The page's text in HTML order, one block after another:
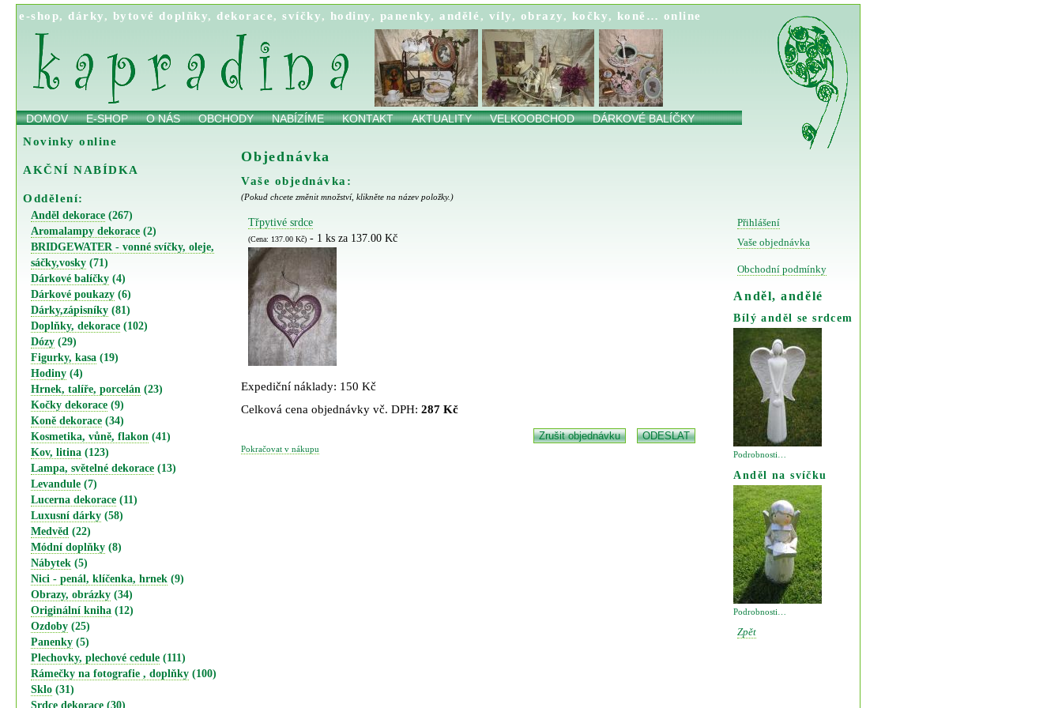
e-shop,dárky, bytové doplňky,dekorace,svíčky, hodiny, panenky,andělé , víly, obrazy, kočky, koně… online
DOMOV E-SHOP O NÁS OBCHODY NABÍZÍME KONTAKT AKTUALITY VELKOOBCHOD DÁRKOVÉ BALÍČKY
Novinky online
AKČNÍ NABÍDKA
Oddělení:
Anděl dekorace (267)
Aromalampy dekorace (2)
BRIDGEWATER - vonné svíčky, oleje,
sáčky,vosky (71)
Dárkové balíčky (4)
Dárkové poukazy (6)
Dárky,zápisníky (81)
Doplňky, dekorace (102)
Dózy (29)
Figurky, kasa (19)
Hodiny (4)
Hrnek, talíře, porcelán (23)
Kočky dekorace (9)
Koně dekorace (34)
Kosmetika, vůně, flakon (41)
Kov, litina (123)
Lampa, světelné dekorace (13)
Levandule (7)
Lucerna dekorace (11)
Luxusní dárky (58)
Medvěd (22)
Módní doplňky (8)
Nábytek (5)
Nici - penál, klíčenka, hrnek (9)
Obrazy, obrázky (34)
Originální kniha (12)
Ozdoby (25)
Panenky (5)
Plechovky, plechové cedule (111)
Rámečky na fotografie , doplňky (100)
Sklo (31)
Srdce dekorace (30)
Objednávka
Vaše objednávka:
(Pokud chcete změnit množství, klikněte na název položky.)
Třpytivé srdce
(Cena: 137.00 Kč) - 1 ks za 137.00 Kč
Expediční náklady: 150 Kč
Celková cena objednávky vč. DPH: 287 Kč
Pokračovat v nákupu
Přihlášení
Vaše objednávka
Obchodní podmínky
Anděl, andělé
Bílý anděl se srdcem
Podrobnosti…
Anděl na svíčku
Podrobnosti…
Zpět